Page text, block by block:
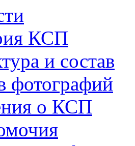
КСП
и состав
фотографий
о КСП